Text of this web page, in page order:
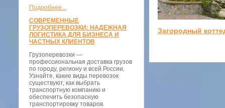
Подробнее...
СОВРЕМЕННЫЕ
ГРУЗОПЕРЕВОЗКИ: НАДЕЖНАЯ
ЛОГИСТИКА ДЛЯ БИЗНЕСА И
ЧАСТНЫХ КЛИЕНТОВ
Грузоперевозки —
профессиональная доставка грузов
по городу, региону и всей России.
Узнайте, какие виды перевозок
существуют, как выбрать
транспортную компанию и
обеспечить безопасную
транспортировку товаров.
Загородный